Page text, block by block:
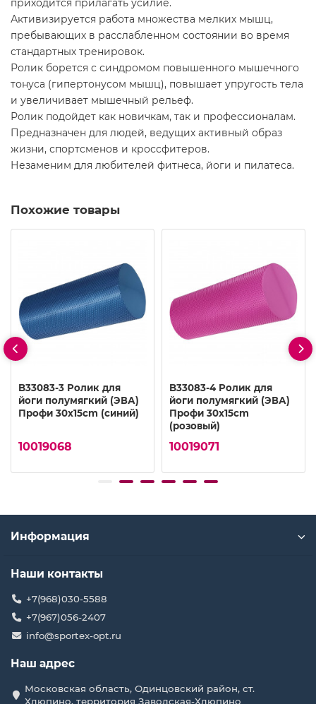
приходится прилагать усилие.
Активизируется работа множества мелких мышц,
пребывающих в расслабленном состоянии во время
стандартных тренировок.
Ролик борется с синдромом повышенного мышечного
тонуса (гипертонусом мышц), повышает упругость тела
и увеличивает мышечный рельеф.
Ролик подойдет как новичкам, так и профессионалам.
Предназначен для людей, ведущих активный образ
жизни, спортсменов и кроссфитеров.
Незаменим для любителей фитнеса, йоги и пилатеса.
Похожие товары
B33083-3 Ролик для
йоги полумягкий (ЭВА)
Профи 30x15cm (синий)
10019068
B33083-4 Ролик для
йоги полумягкий (ЭВА)
Профи 30x15cm
(розовый)
10019071
Информация
Наши контакты
+7(968)030-5588
+7(967)056-2407
info@sportex-opt.ru
Наш адрес
Московская область, Одинцовский район, ст.
Хлюпино, территория Заводская-Хлюпино